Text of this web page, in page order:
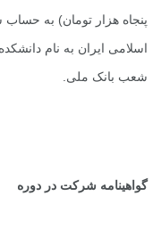
پنجاه هزار تومان) به حساب شماره
اسلامی ایران به نام
شعب بانک ملی.
گواهینامه شرکت در دوره